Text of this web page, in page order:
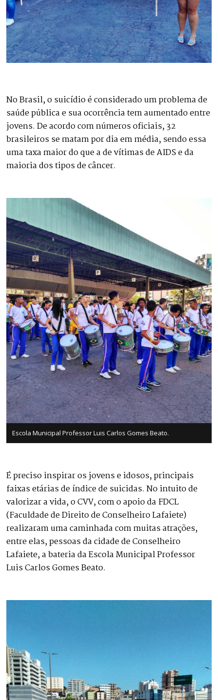
No Brasil, o suicídio é considerado um problema de
saúde pública e sua ocorrência tem aumentado entre
jovens. De acordo com números oficiais, 32
brasileiros se matam por dia em média, sendo essa
uma taxa maior do que a de vítimas de AIDS e da
maioria dos tipos de câncer.
Escola Municipal Professor Luis Carlos Gomes Beato.
É preciso inspirar os jovens e idosos, principais
faixas etárias de índice de suicidas. No intuito de
valorizar a vida, o CVV, com o apoio da FDCL
(Faculdade de Direito de Conselheiro Lafaiete)
realizaram uma caminhada com muitas atrações,
entre elas, pessoas da cidade de Conselheiro
Lafaiete, a bateria da Escola Municipal Professor
Luis Carlos Gomes Beato.